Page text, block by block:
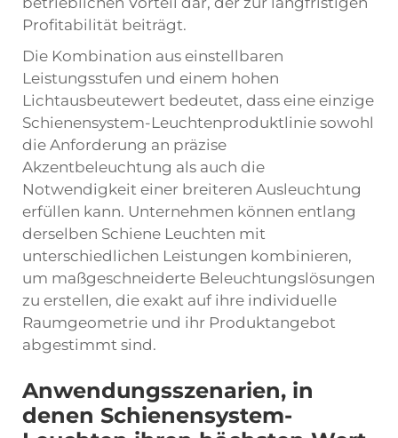
Profitabilität beiträgt.
Die Kombination aus einstellbaren
Leistungsstufen und einem hohen
Lichtausbeutewert bedeutet, dass eine einzige
Schienensystem-Leuchtenproduktlinie sowohl
die Anforderung an präzise
Akzentbeleuchtung als auch die
Notwendigkeit einer breiteren Ausleuchtung
erfüllen kann. Unternehmen können entlang
derselben Schiene Leuchten mit
unterschiedlichen Leistungen kombinieren,
um maßgeschneiderte Beleuchtungslösungen
zu erstellen, die exakt auf ihre individuelle
Raumgeometrie und ihr Produktangebot
abgestimmt sind.
Anwendungsszenarien, in
denen Schienensystem-